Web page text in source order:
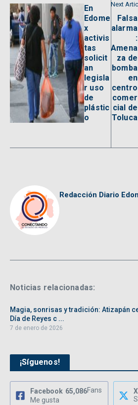
En
Edome
x
activis
tas
solicit
an
legisla
r uso
de
plástic
o
Next
Falsa
alarma
:
Amena
za de
bomba
en
centro
comer
cial de
Toluca
Redacción Diario
Noticias relacionadas:
Magia, sonrisas y tradición: Atizapán
Día de Reyes c ...
7 de enero de 2026
¡Síguenos!
Facebook 65,086Fans
Me gusta